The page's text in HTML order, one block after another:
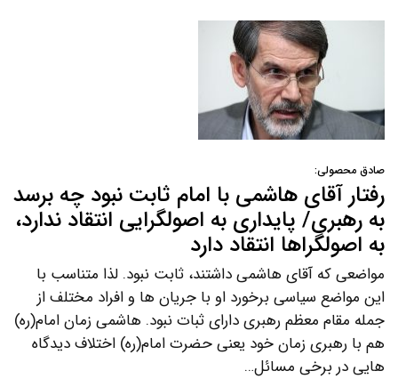
صادق محصولی:
رفتار آقای هاشمی با امام ثابت نبود چه برسد
به رهبری/ پایداری به اصولگرایی انتقاد ندارد،
به اصولگراها انتقاد دارد
مواضعی که آقای هاشمی داشتند، ثابت نبود. لذا متناسب با
این مواضع سیاسی برخورد او با جریان ها و افراد مختلف از
جمله مقام معظم رهبری دارای ثبات نبود. هاشمی زمان امام(ره)
هم با رهبری زمان خود یعنی حضرت امام(ره) اختلاف دیدگاه
هایی در برخی مسائل…